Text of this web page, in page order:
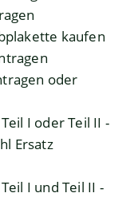
kaufen
oder
I oder Teil II -
Ersatz
I und Teil II -